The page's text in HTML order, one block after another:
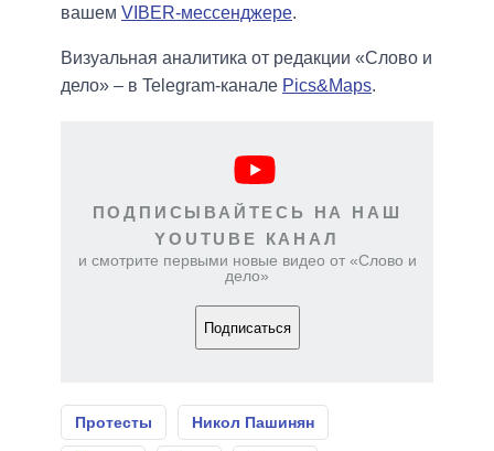
вашем VIBER-мессенджере.
Визуальная аналитика от редакции «Слово и
дело» – в Telegram-канале Pics&Maps.
ПОДПИСЫВАЙТЕСЬ НА НАШ
YOUTUBE КАНАЛ
и смотрите первыми новые видео от «Слово и
дело»
Подписаться
Протесты Никол Пашинян